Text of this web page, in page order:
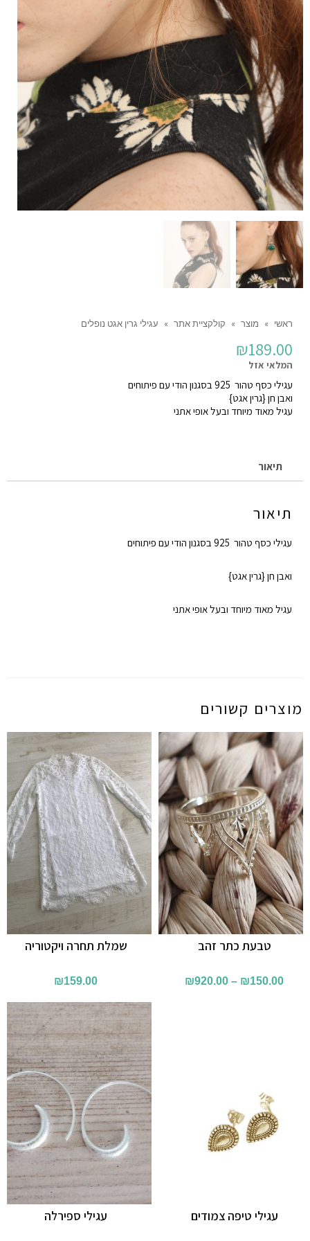
ראשי » מוצר » קולקציית אתר » עגילי גרין אגט נופלים
₪189.00
המלאי אזל
עגילי כסף טהור 925 בסגנון הודי עם פיתוחים
ואבן חן {גרין אגט}
עגיל מאוד מיוחד ובעל אופי אתני
תיאור
תיאור
עגילי כסף טהור 925 בסגנון הודי עם פיתוחים
ואבן חן {גרין אגט}
עגיל מאוד מיוחד ובעל אופי אתני
מוצרים קשורים
שמלת תחרה ויקטוריה
₪159.00
טבעת כתר זהב
₪150.00
–
₪920.00
עגילי ספירלה עגילי טיפה צמודים